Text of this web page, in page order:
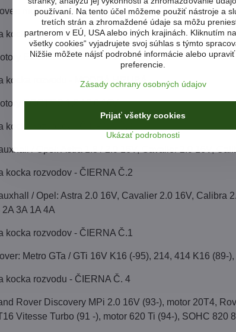
motory K16 DOHC
kocka rozvodov - MODRÁ TENKÁ
ECOTEC 1.4 / 1.6 16V
kocka rozvodu - MODRÁ HRUBÁ
ECOTEC 1.8 / 2.0 16V
kocka rozvodov - ČIERNA Č.3
/ Opel: Astra 1.8 / 2.0 16V, Cavalier 2.0 16V,
kocka rozvodov - ČIERNA Č.2
/ Opel: Astra 2.0 16V, Cavalier 2.0 16V,
3A 1A 4A
kocka rozvodov - ČIERNA Č.1
Metro GTa / GTi 16V K16 (-95), 214, 414 K16 (89-
kocka rozvodu - ČIERNA Č. 4
Rover Discovery MPi 2.0 16V (93-), motor 20T4,
Vitesse Turbo (91 -), motor 620 Ti (94-), SOHC 820
používaní. Na tento účel môžeme použiť nástroje a
tretích strán a zhromaždené údaje sa môžu
partnerom v EÚ, USA alebo iných krajinách. Kliknutím
všetky cookies“ vyjadrujete svoj súhlas s týmto
Nižšie môžete nájsť podrobné informácie alebo
preferencie.
Zásady ochrany osobných údajov
Ukázať podrobnosti
Prijať všetky cookies